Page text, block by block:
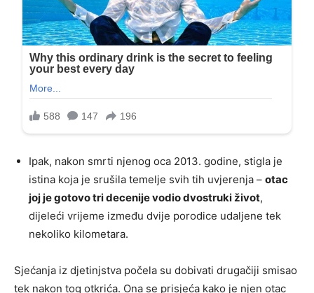
Ipak, nakon smrti njenog oca 2013. godine, stigla je
istina koja je srušila temelje svih tih uvjerenja – otac
joj je gotovo tri decenije vodio dvostruki život,
dijeleći vrijeme između dvije porodice udaljene tek
nekoliko kilometara.
Sjećanja iz djetinjstva počela su dobivati drugačiji smisao
tek nakon tog otkrića. Ona se prisjeća kako je njen otac